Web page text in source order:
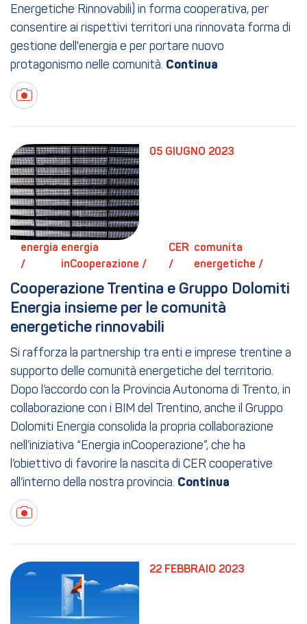
Energetiche Rinnovabili) in forma cooperativa, per
consentire ai rispettivi territori una rinnovata forma di
gestione dell'energia e per portare nuovo
protagonismo nelle comunità.
05 GIUGNO 2023
energia
/
energia
inCooperazione /
CER
/
comunita
energetiche /
Cooperazione Trentina e Gruppo Dolomiti
Energia insieme per le comunità
energetiche rinnovabili
Si rafforza la partnership tra enti e imprese trentine a
supporto delle comunità energetiche del territorio.
Dopo l’accordo con la Provincia Autonoma di Trento, in
collaborazione con i BIM del Trentino, anche il Gruppo
Dolomiti Energia consolida la propria collaborazione
nell’iniziativa “Energia inCooperazione”, che ha
l’obiettivo di favorire la nascita di CER cooperative
all’interno della nostra provincia.
22 FEBBRAIO 2023